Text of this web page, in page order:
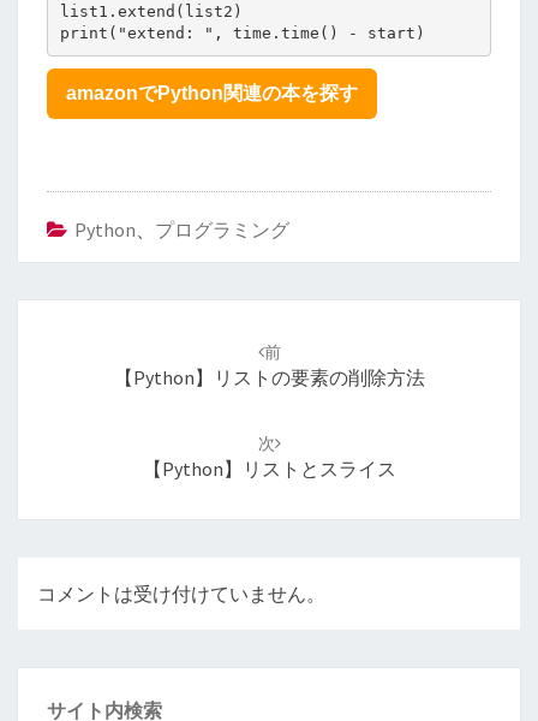
list1.extend(list2)
amazonでPython関連の本を探す
Python、 プログラミング
ョ
前
【Python】リストの要素の削除方法
次
【Python】リストとスライス
コメントは受け付けていません。
サイト内検索